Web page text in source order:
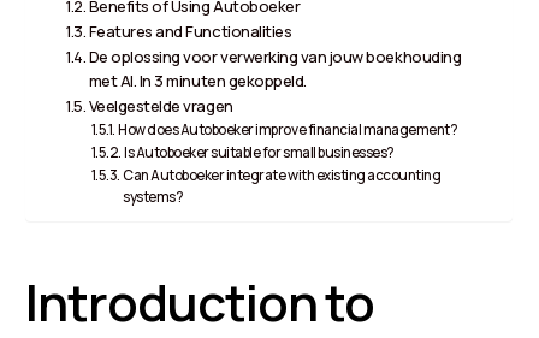
Benefits of Using Autoboeker
Features and Functionalities
De oplossing voor verwerking van jouw boekhouding
met AI. In 3 minuten gekoppeld.
Veelgestelde vragen
How does Autoboeker improve financial management?
Is Autoboeker suitable for small businesses?
Can Autoboeker integrate with existing accounting
systems?
Introduction to